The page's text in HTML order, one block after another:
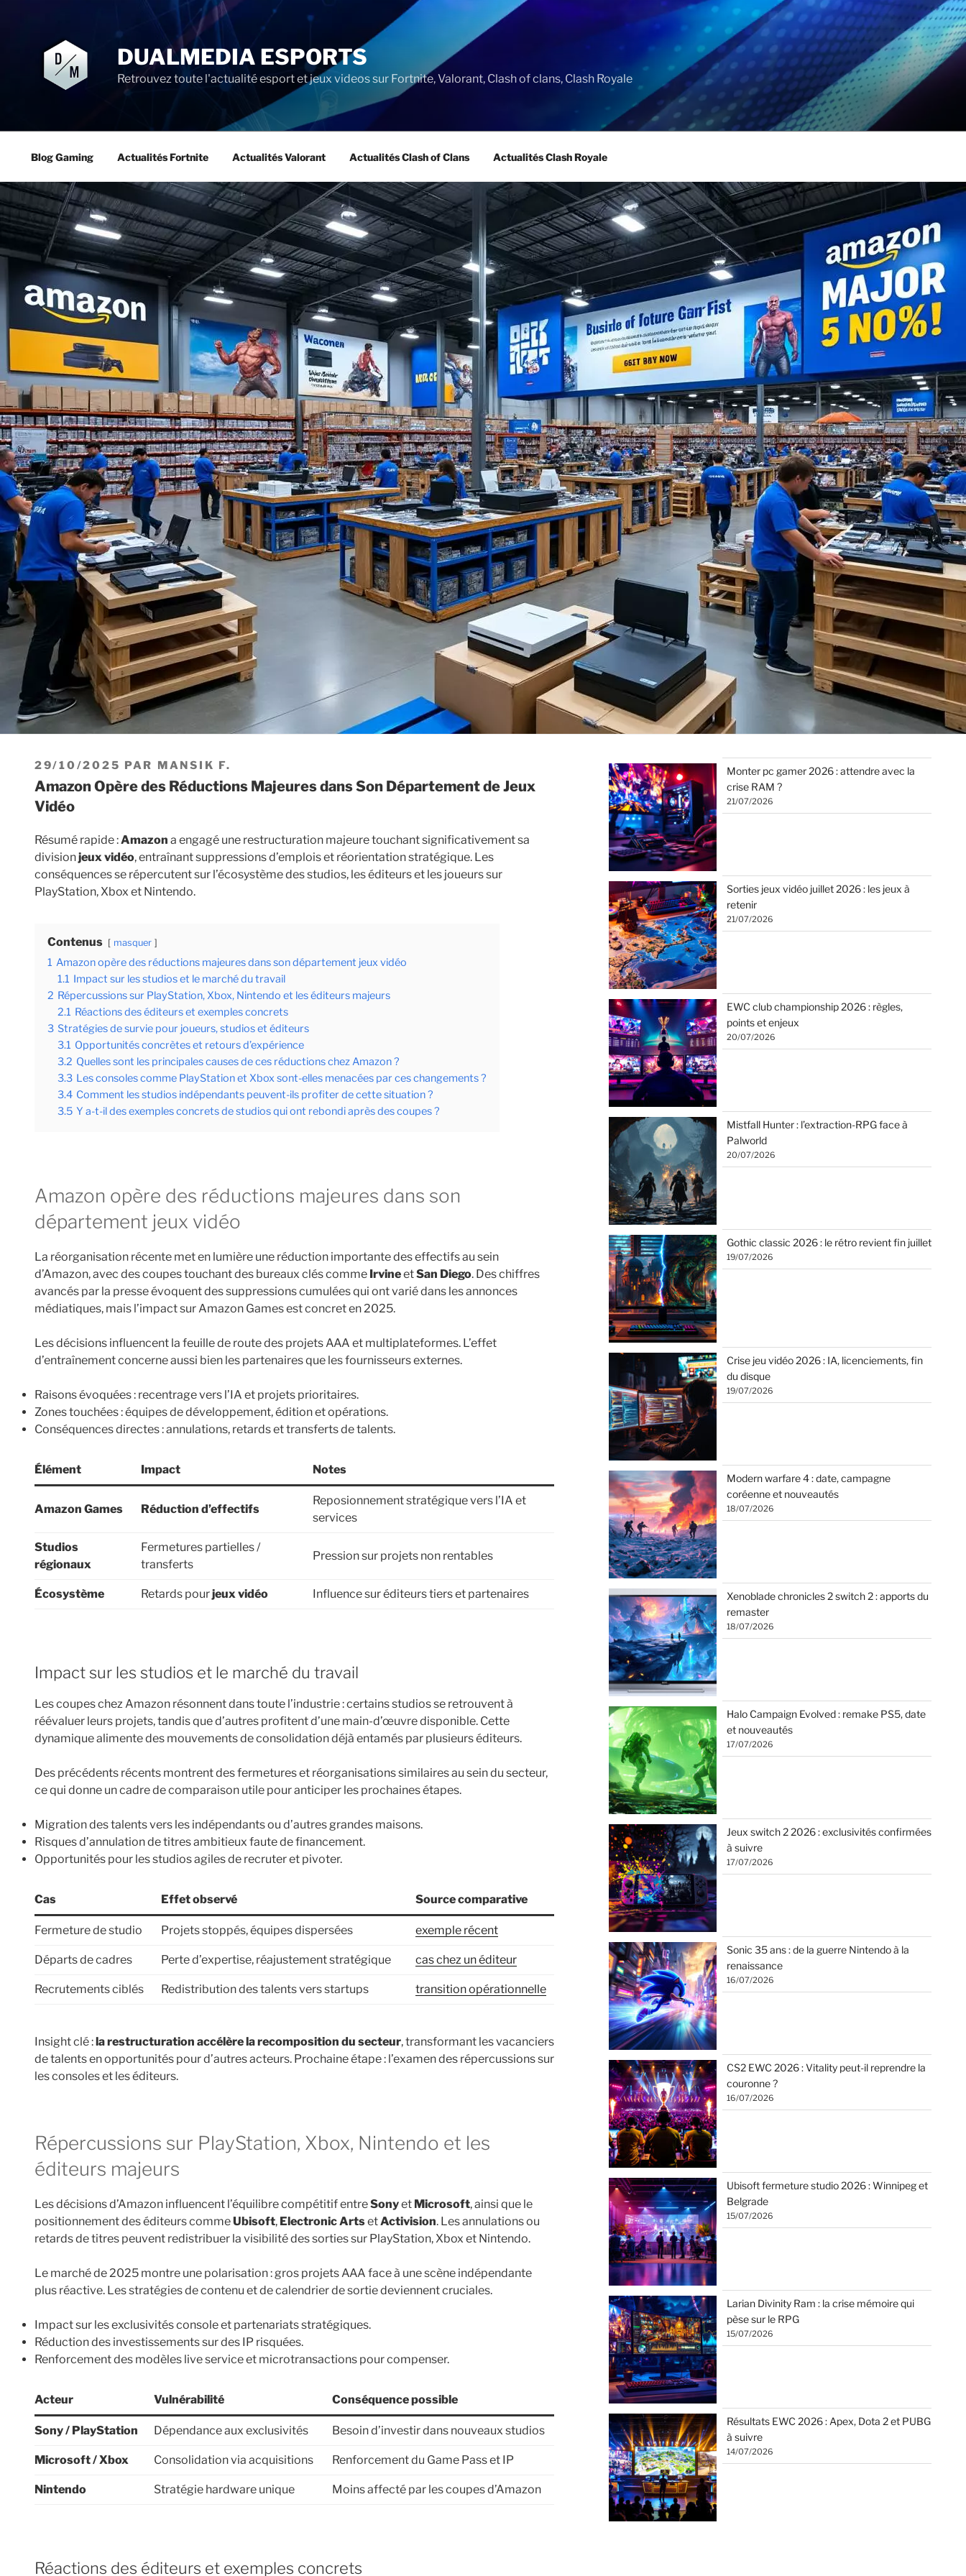
principal
DUALMEDIA ESPORTS
Retrouvez toute l'actualité esport et jeux videos sur Fortnite, Valorant, Clash of clans, Clash Royale
Blog Gaming Actualités Fortnite Actualités Valorant Actualités Clash of Clans Actualités Clash Royale
PUBLIÉ
LE
29/10/2025 PAR MANSIK F.
Amazon Opère des Réductions Majeures dans Son Département de Jeux
Vidéo
Résumé rapide :Amazon a engagé une restructuration majeure touchant significativement sa
divisionjeux vidéo, entraînant suppressions d’emplois et réorientation stratégique. Les
conséquences se répercutent sur l’écosystème des studios, les éditeurs et les joueurs sur
PlayStation, Xbox et Nintendo.
Contenus masquer
1 Amazon opère des réductions majeures dans son département jeux vidéo
1.1 Impact sur les studios et le marché du travail
2 Répercussions sur PlayStation, Xbox, Nintendo et les éditeurs majeurs
2.1 Réactions des éditeurs et exemples concrets
3 Stratégies de survie pour joueurs, studios et éditeurs
3.1 Opportunités concrètes et retours d’expérience
3.2 Quelles sont les principales causes de ces réductions chez Amazon ?
3.3 Les consoles comme PlayStation et Xbox sont-elles menacées par ces changements ?
3.4 Comment les studios indépendants peuvent-ils profiter de cette situation ?
3.5 Y a-t-il des exemples concrets de studios qui ont rebondi après des coupes ?
Amazon opère des réductions majeures dans son
département jeux vidéo
La réorganisation récente met en lumière une réduction importante des effectifs au sein
d’Amazon, avec des coupes touchant des bureaux clés comme IrvineetSan Diego. Des chiffres
avancés par la presse évoquent des suppressions cumulées qui ont varié dans les annonces
médiatiques, mais l’impact sur Amazon Games est concret en 2025.
Les décisions influencent la feuille de route des projets AAA et multiplateformes. L’effet
d’entraînement concerne aussi bien les partenaires que les fournisseurs externes.
Raisons évoquées : recentrage vers l’IA et projets prioritaires.
Zones touchées : équipes de développement, édition et opérations.
Conséquences directes : annulations, retards et transferts de talents.
Élément Impact Notes
Amazon Games Réduction d’effectifs
Reposionnement stratégique vers l’IA et
services
Studios
régionaux
Fermetures partielles /
transferts
Pression sur projets non rentables
Écosystème Retards pourjeux vidéo Influence sur éditeurs tiers et partenaires
Impact sur les studios et le marché du travail
Les coupes chez Amazon résonnent dans toute l’industrie : certains studios se retrouvent à
réévaluer leurs projets, tandis que d’autres profitent d’une main-d’œuvre disponible. Cette
dynamique alimente des mouvements de consolidation déjà entamés par plusieurs éditeurs.
Des précédents récents montrent des fermetures et réorganisations similaires au sein du secteur,
ce qui donne un cadre de comparaison utile pour anticiper les prochaines étapes.
Migration des talents vers les indépendants ou d’autres grandes maisons.
Risques d’annulation de titres ambitieux faute de financement.
Opportunités pour les studios agiles de recruter et pivoter.
Cas Effet observé Source comparative
Fermeture de studio Projets stoppés, équipes dispersées exemple récent
Départs de cadres Perte d’expertise, réajustement stratégique cas chez un éditeur
Recrutements ciblés Redistribution des talents vers startups transition opérationnelle
Insight clé :la restructuration accélère la recomposition du secteur, transformant les vacanciers
de talents en opportunités pour d’autres acteurs. Prochaine étape : l’examen des répercussions sur
les consoles et les éditeurs.
Répercussions sur PlayStation, Xbox, Nintendo et les
éditeurs majeurs
Les décisions d’Amazon influencent l’équilibre compétitif entreSonyet Microsoft, ainsi que le
positionnement des éditeurs commeUbisoft, Electronic ArtsetActivision. Les annulations ou
retards de titres peuvent redistribuer la visibilité des sorties sur PlayStation, Xbox et Nintendo.
Le marché de 2025 montre une polarisation : gros projets AAA face à une scène indépendante
plus réactive. Les stratégies de contenu et de calendrier de sortie deviennent cruciales.
Impact sur les exclusivités console et partenariats stratégiques.
Réduction des investissements sur des IP risquées.
Renforcement des modèles live service et microtransactions pour compenser.
Acteur Vulnérabilité Conséquence possible
Sony / PlayStation Dépendance aux exclusivités Besoin d’investir dans nouveaux studios
Microsoft / Xbox Consolidation via acquisitions Renforcement du Game Pass et IP
Nintendo Stratégie hardware unique Moins affecté par les coupes d’Amazon
Réactions des éditeurs et exemples concrets
Monter pc gamer 2026 : attendre avec la
crise RAM ?
21/07/2026
Sorties jeux vidéo juillet 2026 : les jeux à
retenir
21/07/2026
EWC club championship 2026 : règles,
points et enjeux
20/07/2026
Mistfall Hunter : l’extraction-RPG face à
Palworld
20/07/2026
Gothic classic 2026 : le rétro revient fin juillet
19/07/2026
Crise jeu vidéo 2026 : IA, licenciements, fin
du disque
19/07/2026
Modern warfare 4 : date, campagne
coréenne et nouveautés
18/07/2026
Xenoblade chronicles 2 switch 2 : apports du
remaster
18/07/2026
Halo Campaign Evolved : remake PS5, date
et nouveautés
17/07/2026
Jeux switch 2 2026 : exclusivités confirmées
à suivre
17/07/2026
Sonic 35 ans : de la guerre Nintendo à la
renaissance
16/07/2026
CS2 EWC 2026 : Vitality peut-il reprendre la
couronne ?
16/07/2026
Ubisoft fermeture studio 2026 : Winnipeg et
Belgrade
15/07/2026
Larian Divinity Ram : la crise mémoire qui
pèse sur le RPG
15/07/2026
Résultats EWC 2026 : Apex, Dota 2 et PUBG
à suivre
14/07/2026